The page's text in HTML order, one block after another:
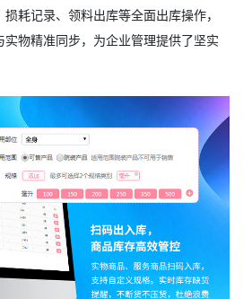
耗记录、领料出库等全面出库操作，
物精准同步，为企业管理提供了坚实